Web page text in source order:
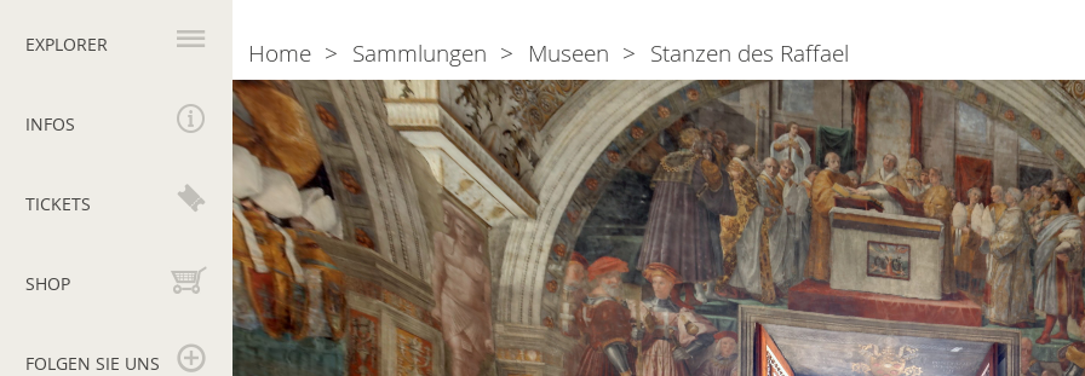
EXPLORER
INFOS
TICKETS
SHOP
FOLGEN SIE UNS
Breadcrumb
Home Sammlungen Museen Stanzen des Raffael